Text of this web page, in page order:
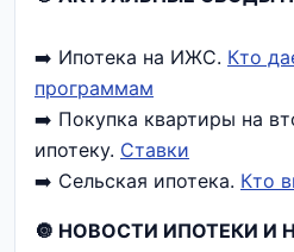
➡️ Ипотека на ИЖС. Кто
программам
➡️ Покупка квартиры на
ипотеку. Ставки
➡️ Сельская ипотека. Кто
🔘 НОВОСТИ ИПОТЕКИ